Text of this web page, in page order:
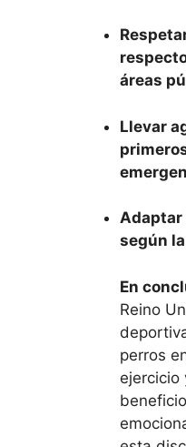
áreas
Llevar
Adaptar
según
En
Reino
perros
ejercicio